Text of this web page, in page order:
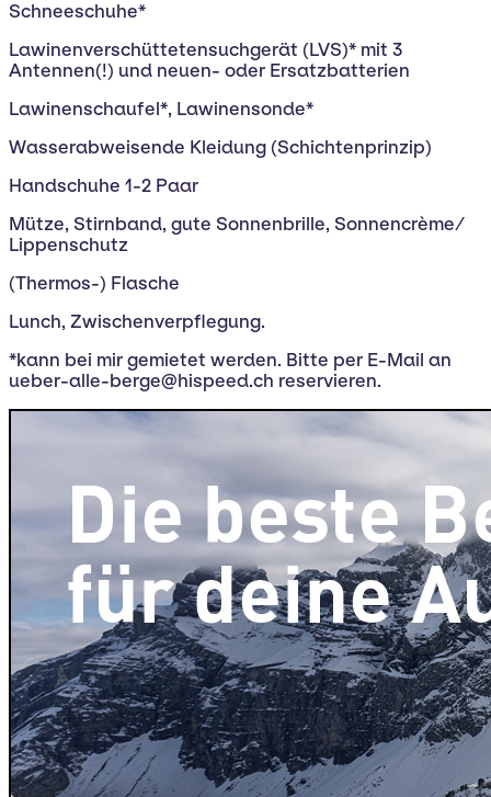
Schneeschuhe*
Lawinenverschüttetensuchgerät (LVS)* mit 3
Antennen(!) und neuen- oder Ersatzbatterien
Lawinenschaufel*, Lawinensonde*
Wasserabweisende Kleidung (Schichtenprinzip)
Handschuhe 1-2 Paar
Mütze, Stirnband, gute Sonnenbrille, Sonnencrème/
Lippenschutz
(Thermos-) Flasche
Lunch, Zwischenverpflegung.
*kann bei mir gemietet werden. Bitte per E-Mail an
ueber-alle-berge@hispeed.ch reservieren.